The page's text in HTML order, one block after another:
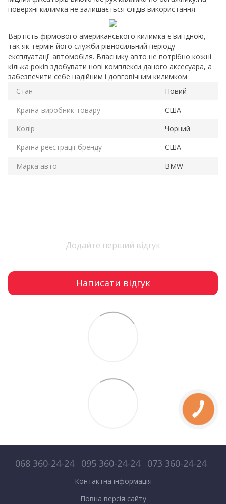
поверхні килимка не залишається слідів використання.
Вартість фірмового американського килимка є вигідною,
так як термін його служби рівносильний періоду
експлуатації автомобіля. Власнику авто не потрібно кожні
кілька років здобувати нові комплекси даного аксесуара, а
забезпечити себе надійним і довговічним килимком
Стан
Новий
Країна-виробник товару
США
Колір
Чорний
Країна реєстрації бренду
США
Марка авто
BMW
Додайте перший відгук
Написати відгук
068 360-24-24 095 360-24-24 073 360-24-24
Контактна інформація
Повна версія сайту